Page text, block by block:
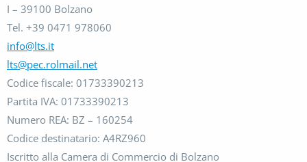
I – 39100 Bolzano
Tel. +39 0471 978060
info@lts.it
lts@pec.rolmail.net
Codice fiscale: 01733390213
Partita IVA: 01733390213
Numero REA: BZ – 160254
Codice destinatario: A4RZ960
Iscritto alla Camera di Commercio di Bolzano